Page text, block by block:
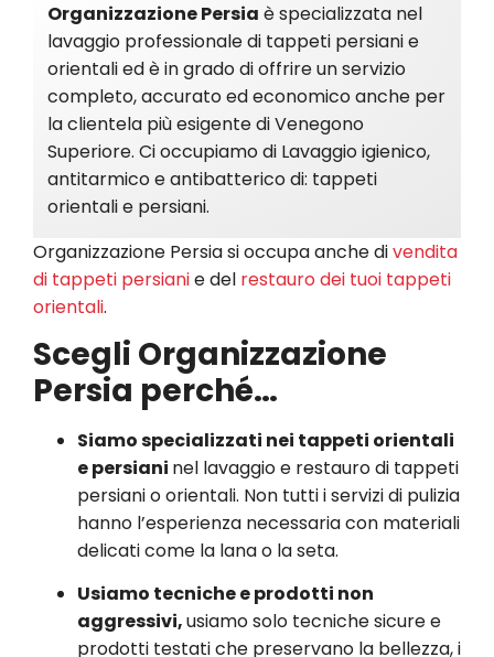
Organizzazione Persia è specializzata nel
lavaggio professionale di tappeti persiani e
orientali ed è in grado di offrire un servizio
completo, accurato ed economico anche per
la clientela più esigente di Venegono
Superiore. Ci occupiamo di Lavaggio igienico,
antitarmico e antibatterico di: tappeti
orientali e persiani.
Organizzazione Persia si occupa anche divendita
di tappeti persianie del restauro dei tuoi tappeti
orientali.
Scegli Organizzazione
Persia perché…
Siamo specializzati nei tappeti orientali
e persiani nel lavaggio e restauro di tappeti
persiani o orientali. Non tutti i servizi di pulizia
hanno l’esperienza necessaria con materiali
delicati come la lana o la seta.
Usiamo tecniche e prodotti non
aggressivi,usiamo solo tecniche sicure e
prodotti testati che preservano la bellezza, i